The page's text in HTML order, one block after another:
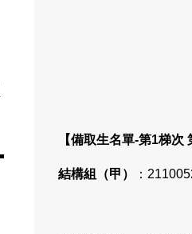
【備取生名單-第1梯次
結構組（甲） ：